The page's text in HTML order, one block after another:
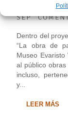
SEP
Dentro del
“La obra de
Museo
al público
incluso,
y...
LEER MÁS